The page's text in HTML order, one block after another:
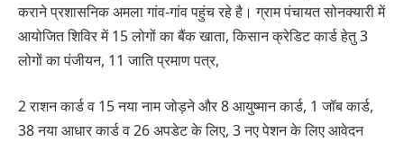
कराने प्रशासनिक अमला गांव-गांव पहुंच रहे है। ग्राम पंचायत सोनक्यारी में
आयोजित शिविर में 15 लोगों का बैंक खाता, किसान क्रेडिट कार्ड हेतु 3
लोगों का पंजीयन, 11 जाति प्रमाण पत्र,
2 राशन कार्ड व 15 नया नाम जोड़ने और 8 आयुष्मान कार्ड, 1 जॉब कार्ड,
38 नया आधार कार्ड व 26 अपडेट के लिए, 3 नए पेशन के लिए आवेदन